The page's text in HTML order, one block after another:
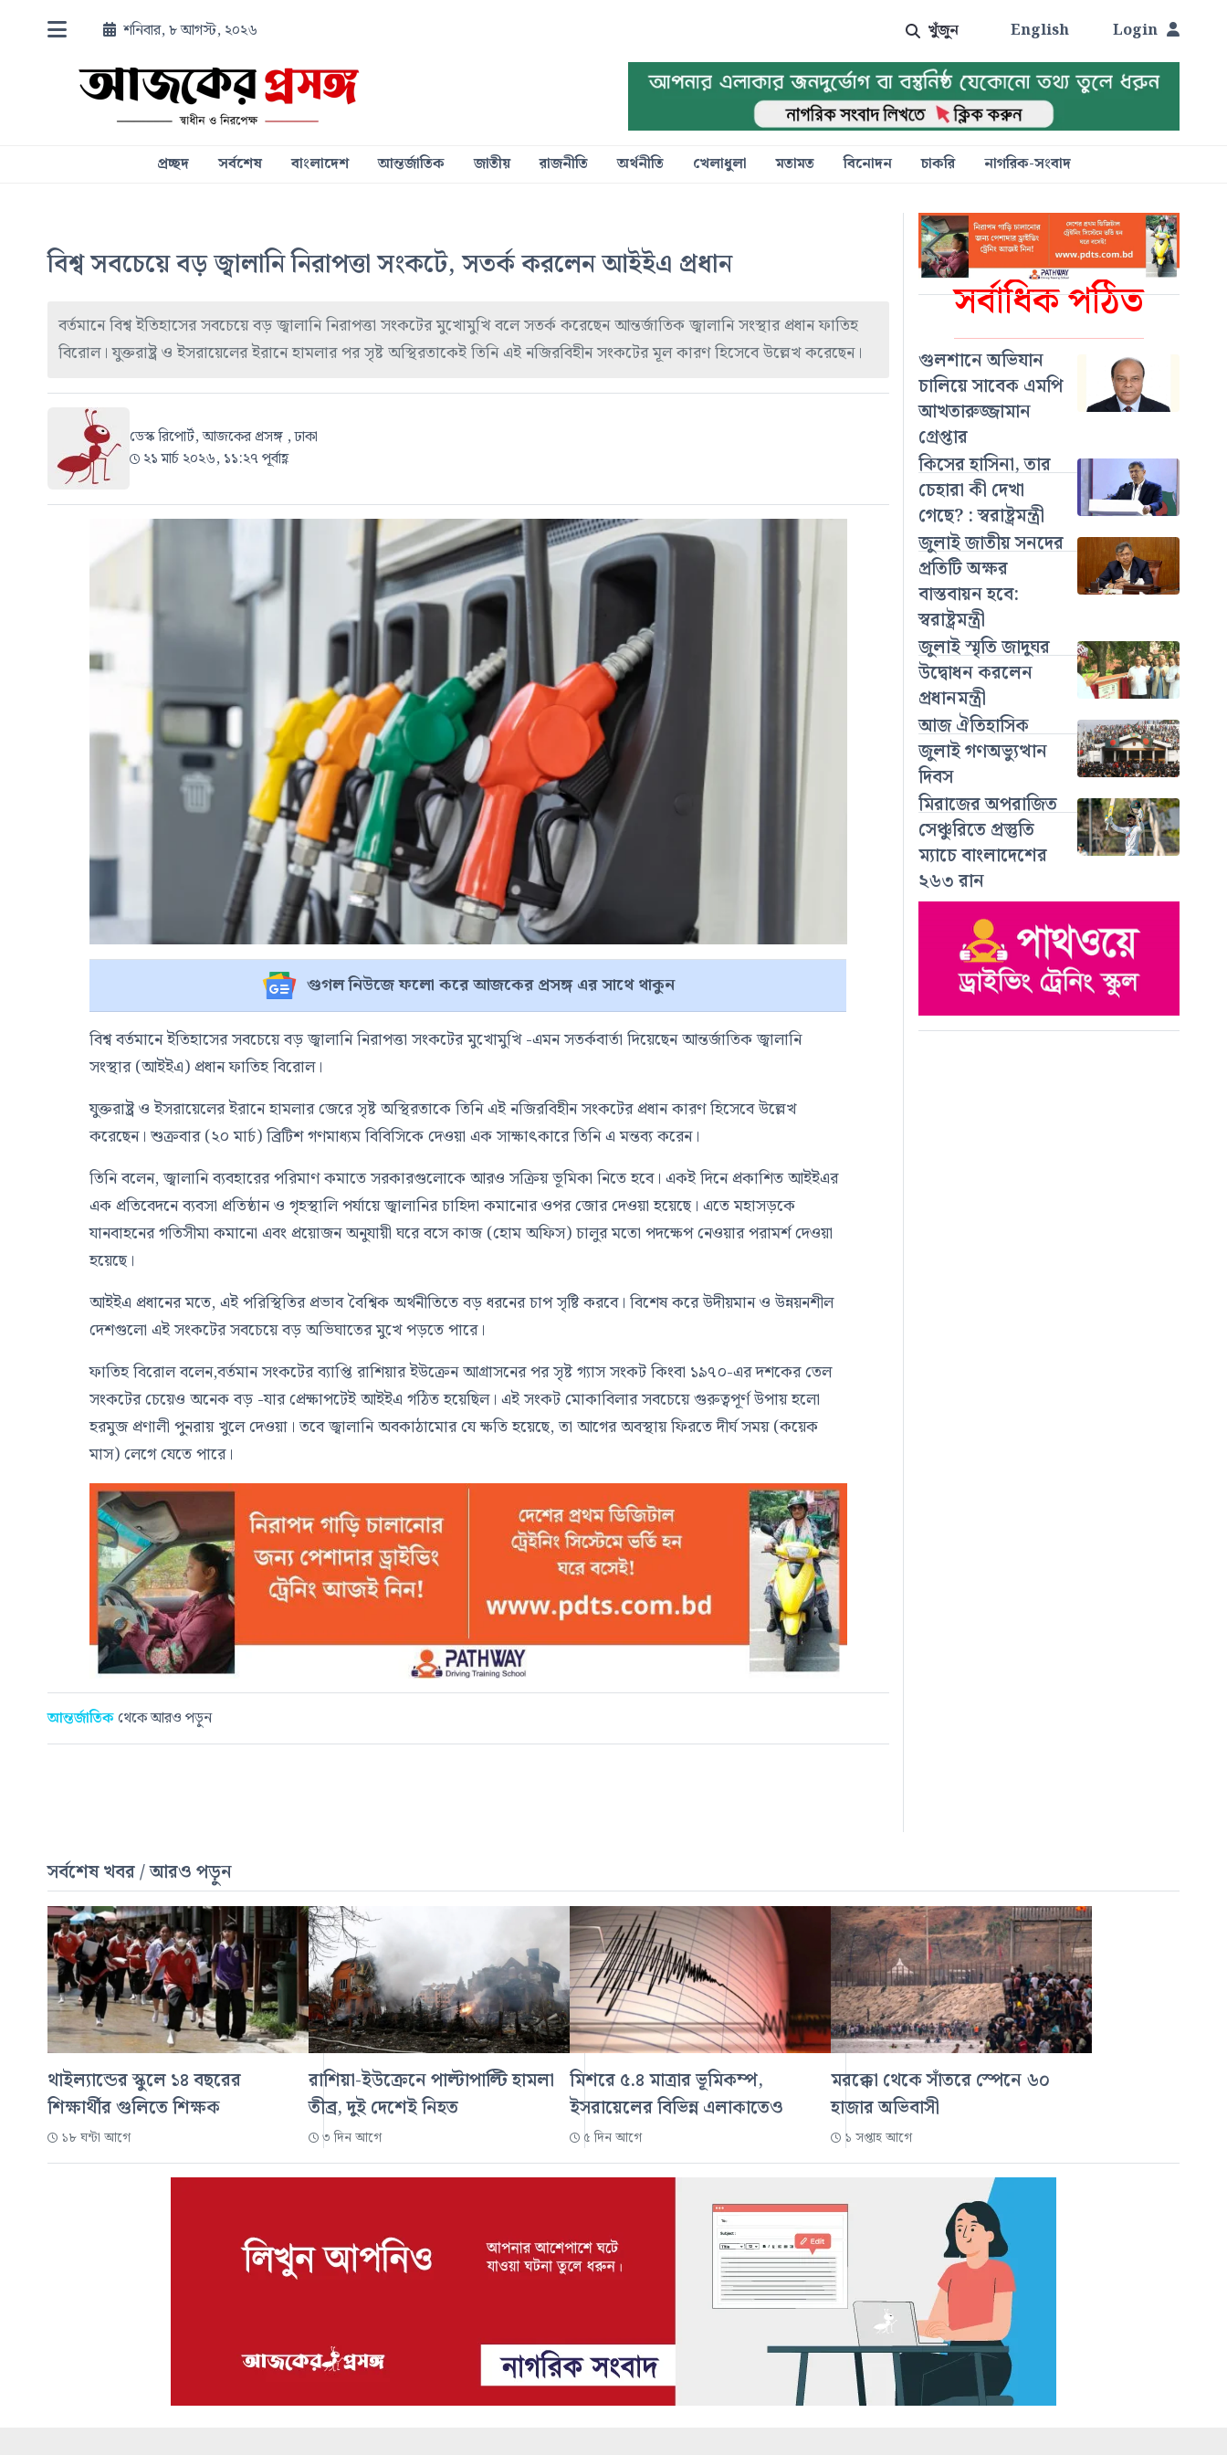
শনিবার, ৮ আগস্ট, ২০২৬ খুঁজুন English Login
প্রচ্ছদ সর্বশেষ বাংলাদেশ আন্তর্জাতিক জাতীয় রাজনীতি অর্থনীতি খেলাধুলা মতামত বিনোদন চাকরি নাগরিক-সংবাদ
সর্বাধিক পঠিত
গুলশানে অভিযান
চালিয়ে সাবেক এমপি
আখতারুজ্জামান
গ্রেপ্তার
কিসের হাসিনা, তার
চেহারা কী দেখা
গেছে? : স্বরাষ্ট্রমন্ত্রী
জুলাই জাতীয় সনদের
প্রতিটি অক্ষর
বাস্তবায়ন হবে:
স্বরাষ্ট্রমন্ত্রী
জুলাই স্মৃতি জাদুঘর
উদ্বোধন করলেন
প্রধানমন্ত্রী
আজ ঐতিহাসিক
জুলাই গণঅভ্যুত্থান
দিবস
মিরাজের অপরাজিত
সেঞ্চুরিতে প্রস্তুতি
ম্যাচে বাংলাদেশের
২৬৩ রান
বিশ্ব সবচেয়ে বড় জ্বালানি নিরাপত্তা সংকটে, সতর্ক করলেন আইইএ প্রধান
বর্তমানে বিশ্ব ইতিহাসের সবচেয়ে বড় জ্বালানি নিরাপত্তা সংকটের মুখোমুখি বলে সতর্ক করেছেন আন্তর্জাতিক জ্বালানি সংস্থার প্রধান ফাতিহ
বিরোল। যুক্তরাষ্ট্র ও ইসরায়েলের ইরানে হামলার পর সৃষ্ট অস্থিরতাকেই তিনি এই নজিরবিহীন সংকটের মূল কারণ হিসেবে উল্লেখ করেছেন।
ডেস্ক রিপোর্ট, আজকের প্রসঙ্গ , ঢাকা
২১ মার্চ ২০২৬, ১১:২৭ পূর্বাহ্ণ
গুগল নিউজে ফলো করে আজকের প্রসঙ্গ এর সাথে থাকুন
বিশ্ব বর্তমানে ইতিহাসের সবচেয়ে বড় জ্বালানি নিরাপত্তা সংকটের মুখোমুখি -এমন সতর্কবার্তা দিয়েছেন আন্তর্জাতিক জ্বালানি
সংস্থার (আইইএ) প্রধান ফাতিহ বিরোল।
যুক্তরাষ্ট্র ও ইসরায়েলের ইরানে হামলার জেরে সৃষ্ট অস্থিরতাকে তিনি এই নজিরবিহীন সংকটের প্রধান কারণ হিসেবে উল্লেখ
করেছেন। শুক্রবার (২০ মার্চ) ব্রিটিশ গণমাধ্যমবিবিসিকেদেওয়া এক সাক্ষাৎকারে তিনি এ মন্তব্য করেন।
তিনি বলেন, জ্বালানি ব্যবহারের পরিমাণ কমাতে সরকারগুলোকে আরও সক্রিয় ভূমিকা নিতে হবে। একই দিনে প্রকাশিত আইইএর
এক প্রতিবেদনে ব্যবসা প্রতিষ্ঠান ও গৃহস্থালি পর্যায়ে জ্বালানির চাহিদা কমানোর ওপর জোর দেওয়া হয়েছে। এতে মহাসড়কে
যানবাহনের গতিসীমা কমানো এবং প্রয়োজন অনুযায়ী ঘরে বসে কাজ (হোম অফিস) চালুর মতো পদক্ষেপ নেওয়ার পরামর্শ দেওয়া
হয়েছে।
আইইএ প্রধানের মতে, এই পরিস্থিতির প্রভাব বৈশ্বিক অর্থনীতিতে বড় ধরনের চাপ সৃষ্টি করবে। বিশেষ করে উদীয়মান ও উন্নয়নশীল
দেশগুলো এই সংকটের সবচেয়ে বড় অভিঘাতের মুখে পড়তে পারে।
ফাতিহ বিরোল বলেন,বর্তমান সংকটের ব্যাপ্তি রাশিয়ার ইউক্রেন আগ্রাসনের পর সৃষ্ট গ্যাস সংকট কিংবা ১৯৭০-এর দশকের তেল
সংকটের চেয়েও অনেক বড় -যার প্রেক্ষাপটেই আইইএ গঠিত হয়েছিল। এই সংকট মোকাবিলার সবচেয়ে গুরুত্বপূর্ণ উপায় হলো
হরমুজ প্রণালী পুনরায় খুলে দেওয়া। তবে জ্বালানি অবকাঠামোর যে ক্ষতি হয়েছে, তা আগের অবস্থায় ফিরতে দীর্ঘ সময় (কয়েক
মাস) লেগে যেতে পারে।
আন্তর্জাতিক থেকে আরও পড়ুন
সর্বশেষ খবর / আরও পড়ুন
থাইল্যান্ডের স্কুলে ১৪ বছরের
শিক্ষার্থীর গুলিতে শিক্ষক
১৮ ঘন্টা আগে
রাশিয়া-ইউক্রেনে পাল্টাপাল্টি হামলা
তীব্র, দুই দেশেই নিহত
৩ দিন আগে
মিশরে ৫.৪ মাত্রার ভূমিকম্প,
ইসরায়েলের বিভিন্ন এলাকাতেও
৫ দিন আগে
মরক্কো থেকে সাঁতরে স্পেনে ৬০
হাজার অভিবাসী
১ সপ্তাহ আগে